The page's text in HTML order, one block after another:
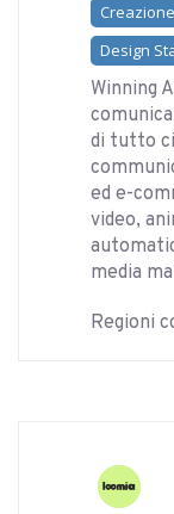
Design
Winning
di tutto
ed e-
video,
media
Regioni